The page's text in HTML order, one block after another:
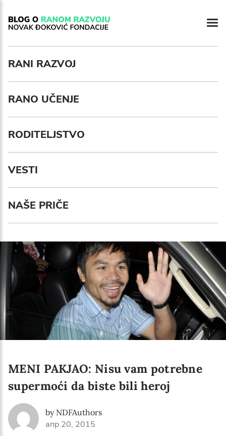
RANI RAZVOJ
RANO UČENJE
RODITELJSTVO
VESTI
NAŠE PRIČE
MENI PAKJAO: Nisu vam potrebne
supermoći da biste bili heroj
by NDFAuthors
апр 20, 2015